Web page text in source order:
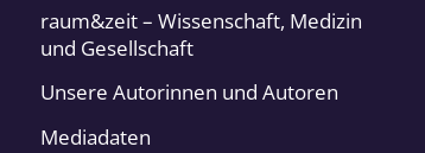
raum&zeit – Wissenschaft, Medizin
und Gesellschaft
Unsere Autorinnen und Autoren
Mediadaten